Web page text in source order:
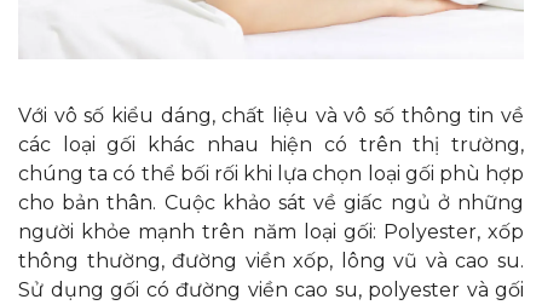
Với vô số kiểu dáng, chất liệu và vô số thông tin về
các loại gối khác nhau hiện có trên thị trường,
chúng ta có thể bối rối khi lựa chọn loại gối phù hợp
cho bản thân. Cuộc khảo sát về giấc ngủ ở những
người khỏe mạnh trên năm loại gối: Polyester, xốp
thông thường, đường viền xốp, lông vũ và cao su.
Sử dụng gối có đường viền cao su, polyester và gối